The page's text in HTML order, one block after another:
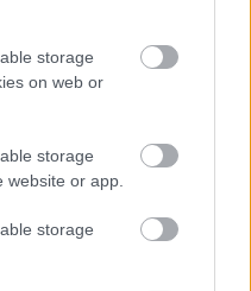
storage
on web or
storage
website or app.
storage
Messengeren
megtaláld a